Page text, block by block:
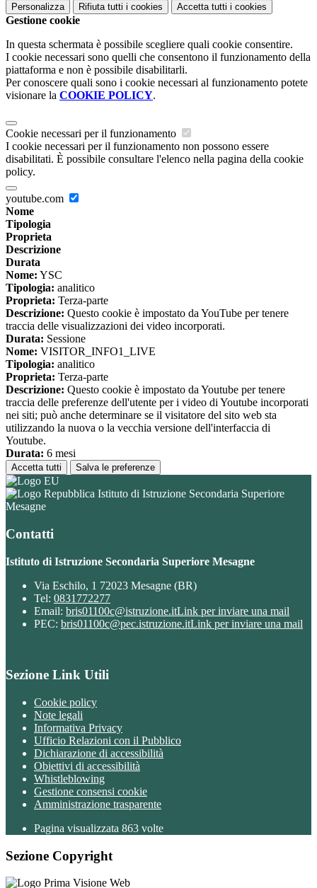
Personalizza Rifiuta tutti i cookies Accetta tutti i cookies
Gestione cookie
In questa schermata è possibile scegliere quali cookie consentire.
I cookie necessari sono quelli che consentono il funzionamento della
piattaforma e non è possibile disabilitarli.
Per conoscere quali sono i cookie necessari al funzionamento potete
visionare la COOKIE POLICY.
Cookie necessari per il funzionamento
I cookie necessari per il funzionamento non possono essere
disabilitati. È possibile consultare l'elenco nella pagina della cookie
policy.
youtube.com
Nome
Tipologia
Proprieta
Descrizione
Durata
Nome: YSC
Tipologia: analitico
Proprieta: Terza-parte
Descrizione: Questo cookie è impostato da YouTube per tenere
traccia delle visualizzazioni dei video incorporati.
Durata: Sessione
Nome: VISITOR_INFO1_LIVE
Tipologia: analitico
Proprieta: Terza-parte
Descrizione: Questo cookie è impostato da Youtube per tenere
traccia delle preferenze dell'utente per i video di Youtube incorporati
nei siti; può anche determinare se il visitatore del sito web sta
utilizzando la nuova o la vecchia versione dell'interfaccia di
Youtube.
Durata: 6 mesi
Accetta tutti Salva le preferenze
Istituto di Istruzione Secondaria Superiore
Mesagne
Contatti
Istituto di Istruzione Secondaria Superiore Mesagne
Via Eschilo, 1 72023 Mesagne (BR)
Tel: 0831772277
Email: bris01100c@istruzione.itLink per inviare una mail
PEC: bris01100c@pec.istruzione.itLink per inviare una mail
Sezione Link Utili
Cookie policy
Note legali
Informativa Privacy
Ufficio Relazioni con il Pubblico
Dichiarazione di accessibilità
Obiettivi di accessibilità
Whistleblowing
Gestione consensi cookie
Amministrazione trasparente
Pagina visualizzata 863 volte
Sezione Copyright